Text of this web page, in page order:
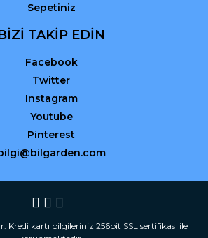
Sepetiniz
TAKİP EDİN
Facebook
Twitter
Instagram
Youtube
Pinterest
Kredi kartı bilgileriniz 256bit SSL sertifikası ile